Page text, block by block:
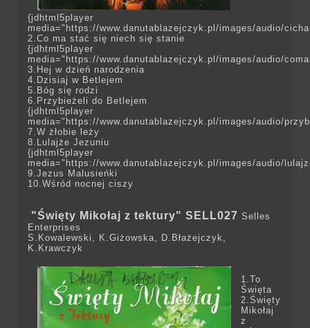
{jdhtml5player
media="https://www.danutablazejczyk.pl/images/audio/
2.Co ma stać się niech się stanie
{jdhtml5player
media="https://www.danutablazejczyk.pl/images/audio/
3.Hej w dzień narodzenia
4.Dzisiaj w Betlejem
5.Bóg się rodzi
6.Przybieżeli do Betlejem
{jdhtml5player
media="https://www.danutablazejczyk.pl/images/audio/
7.W żłobie leży
8.Lulajże Jezuniu
{jdhtml5player
media="https://www.danutablazejczyk.pl/images/audio/
9.Jezus Malusieńki
10.Wśród nocnej ciszy
"Święty Mikołaj z tektury" SELL027 Selles
Enterprises
S.Kowalewski, K.Giżowska, D.Błażejczyk,
K.Krawczyk
1.To
Święta
2.Święty
Mikołaj
z